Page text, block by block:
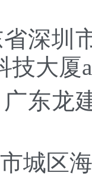
圳市
技大厦
龙建
区海